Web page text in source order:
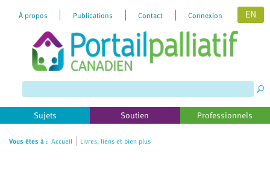
website
includes
an
accessibility
À propos Publications Contact Connexion EN
Sujets Soutien Professionnels
Vous êtes à : Accueil Livres, liens et bien plus